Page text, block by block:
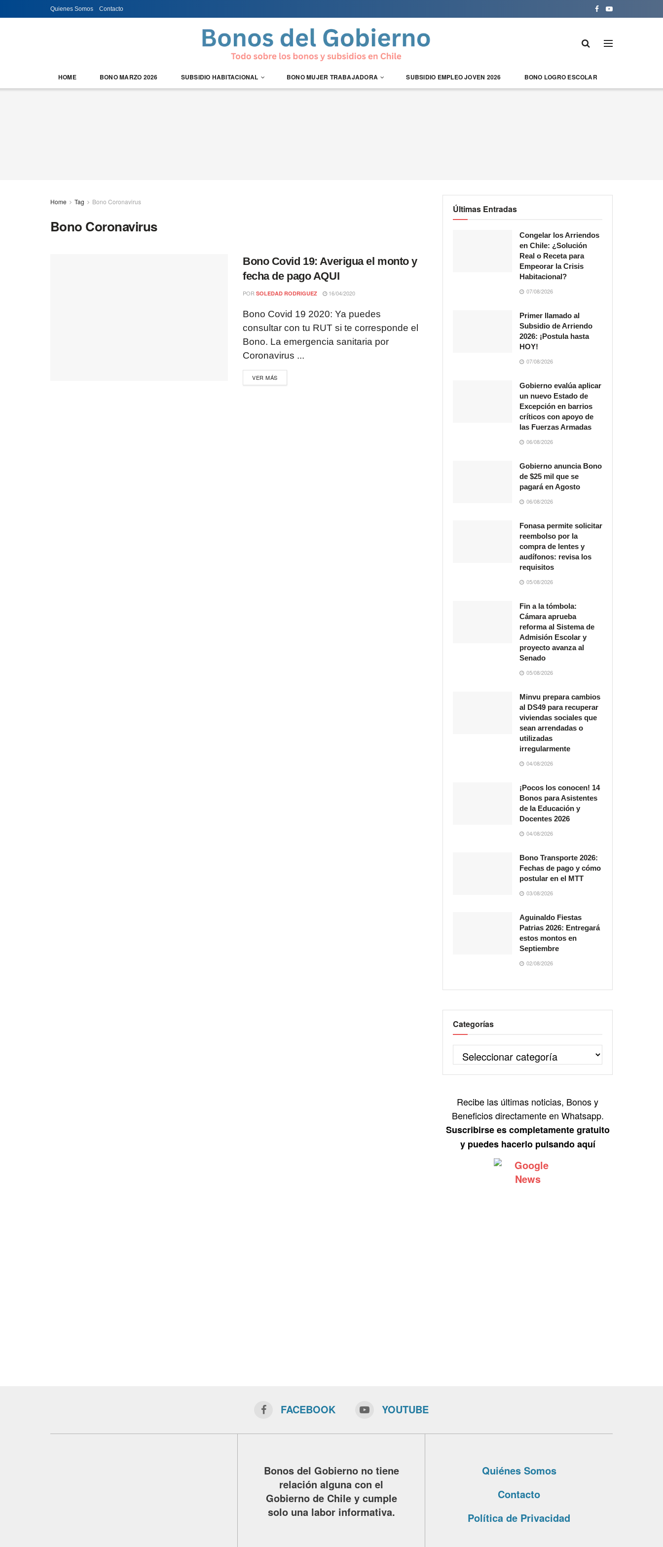
Quienes Somos Contacto
HOME BONO MARZO 2026 SUBSIDIO HABITACIONAL BONO MUJER TRABAJADORA SUBSIDIO EMPLEO JOVEN 2026 BONO LOGRO ESCOLAR
Home Tag Bono Coronavirus
Bono Coronavirus
Bono Covid 19: Averigua el monto y
fecha de pago AQUI
POR SOLEDAD RODRIGUEZ 16/04/2020
Bono Covid 19 2020: Ya puedes
consultar con tu RUT si te corresponde el
Bono. La emergencia sanitaria por
Coronavirus ...
VER MÁS
Últimas Entradas
Congelar los Arriendos
en Chile: ¿Solución
Real o Receta para
Empeorar la Crisis
Habitacional?
07/08/2026
Primer llamado al
Subsidio de Arriendo
2026: ¡Postula hasta
HOY!
07/08/2026
Gobierno evalúa aplicar
un nuevo Estado de
Excepción en barrios
críticos con apoyo de
las Fuerzas Armadas
06/08/2026
Gobierno anuncia Bono
de $25 mil que se
pagará en Agosto
06/08/2026
Fonasa permite solicitar
reembolso por la
compra de lentes y
audífonos: revisa los
requisitos
05/08/2026
Fin a la tómbola:
Cámara aprueba
reforma al Sistema de
Admisión Escolar y
proyecto avanza al
Senado
05/08/2026
Minvu prepara cambios
al DS49 para recuperar
viviendas sociales que
sean arrendadas o
utilizadas
irregularmente
04/08/2026
¡Pocos los conocen! 14
Bonos para Asistentes
de la Educación y
Docentes 2026
04/08/2026
Bono Transporte 2026:
Fechas de pago y cómo
postular en el MTT
03/08/2026
Aguinaldo Fiestas
Patrias 2026: Entregará
estos montos en
Septiembre
02/08/2026
Categorías
Recibe las últimas noticias, Bonos y
Beneficios directamente en Whatsapp.
Suscribirse es completamente gratuito
y puedes hacerlo pulsando aquí
FACEBOOK YOUTUBE
Bonos del Gobierno no tiene
relación alguna con el
Gobierno de Chile y cumple
solo una labor informativa.
Quiénes Somos
Contacto
Política de Privacidad